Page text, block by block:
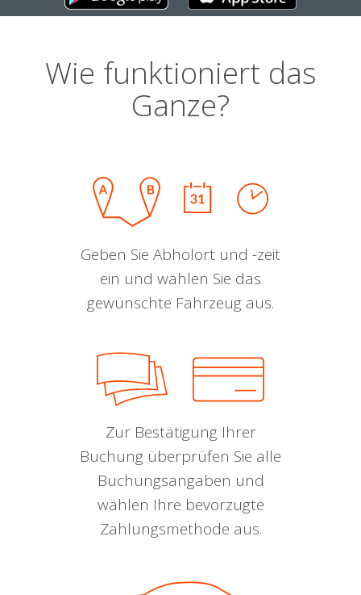
Wie funktioniert das
Ganze?
Geben Sie Abholort und -zeit
ein und wählen Sie das
gewünschte Fahrzeug aus.
Zur Bestätigung Ihrer
Buchung überprüfen Sie alle
Buchungsangaben und
wählen Ihre bevorzugte
Zahlungsmethode aus.